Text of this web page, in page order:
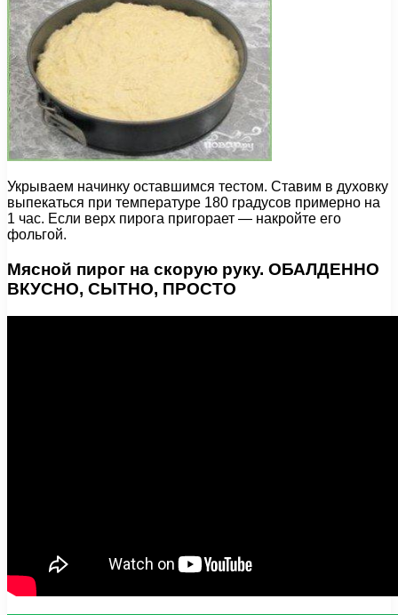
Укрываем начинку оставшимся тестом. Ставим в духовку
выпекаться при температуре 180 градусов примерно на
1 час. Если верх пирога пригорает — накройте его
фольгой.
Мясной пирог на скорую руку. ОБАЛДЕННО
ВКУСНО, СЫТНО, ПРОСТО